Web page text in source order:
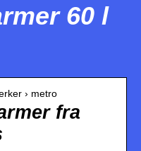
60 l
› metro
fra